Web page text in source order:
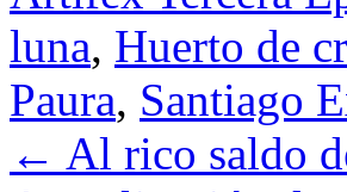
luna, Huerto de
Paura, Santiago
← Al rico saldo